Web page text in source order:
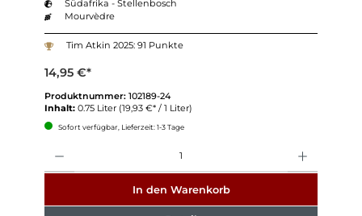
Südafrika - Stellenbosch
Mourvèdre
Tim Atkin 2025: 91 Punkte
14,95 €*
Produktnummer: 102189-24
Inhalt: 0.75 Liter (19,93 €* / 1 Liter)
Sofort verfügbar, Lieferzeit: 1-3 Tage
In den Warenkorb